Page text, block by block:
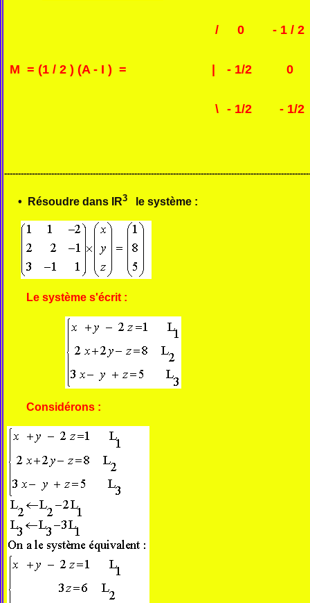
/ 0 - 1 / 2
M = (1 / 2 ) (A - I ) = - 1/2 0
\ - 1/2 - 1/2
• Résoudre dans IR3 le système :
Le système s'écrit :
Considérons :